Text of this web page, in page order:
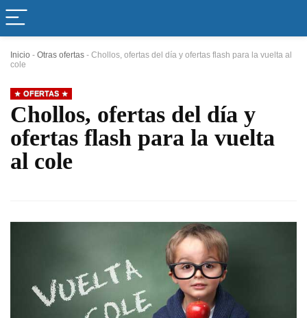
Inicio - Otras ofertas - Chollos, ofertas del día y ofertas flash para la vuelta al
cole
OFERTAS
Chollos, ofertas del día y
ofertas flash para la vuelta
al cole